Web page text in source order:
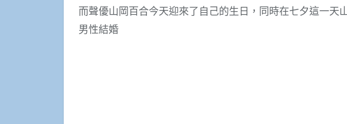
而聲優山岡百合今天迎來了自己的生日，同時在七夕這一天
男性結婚